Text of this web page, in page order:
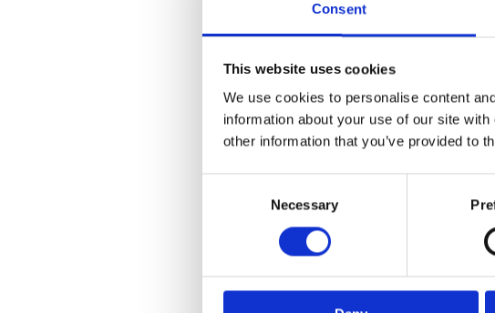
Consent
This website uses cookies
We use cookies to personalise content
information about your use of our site
other information that you’ve provided to
Necessary